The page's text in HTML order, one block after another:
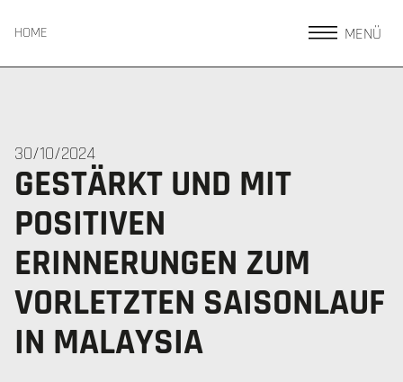
HOME MENÜ
30/10/2024
GESTÄRKT UND MIT
POSITIVEN
ERINNERUNGEN ZUM
VORLETZTEN SAISONLAUF
IN MALAYSIA